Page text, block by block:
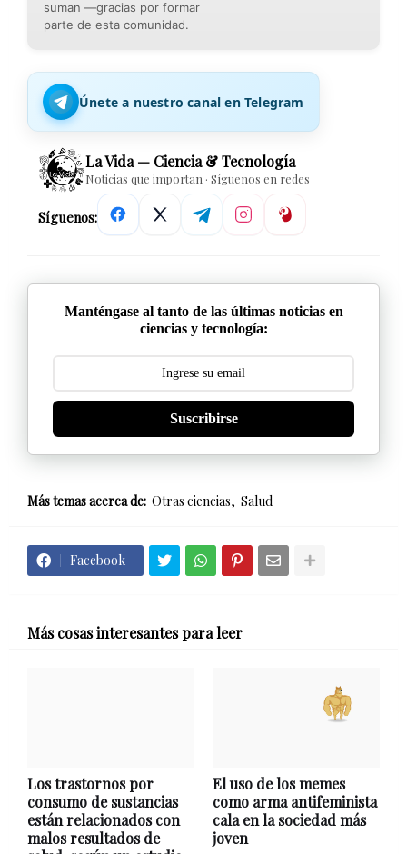
suman —gracias por formar
parte de esta comunidad.
Únete a nuestro canal en Telegram
La Vida — Ciencia & Tecnología
Noticias que importan · Síguenos en redes
Síguenos:
Manténgase al tanto de las últimas noticias en
ciencias y tecnología:
Suscribirse
Más temas acerca de: Otras ciencias Salud
Facebook
Más cosas interesantes para leer
Los trastornos por
consumo de sustancias
están relacionados con
malos resultados de
El uso de los memes
como arma antifeminista
cala en la sociedad más
joven